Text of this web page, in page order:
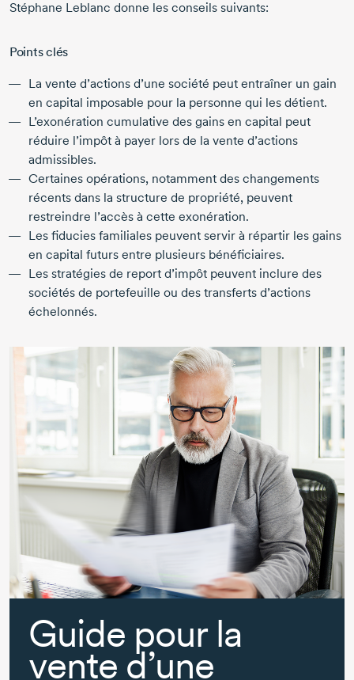
Stéphane Leblanc donne les conseils suivants:
Points clés
La vente d’actions d’une société peut entraîner un gain
en capital imposable pour la personne qui les détient.
L’exonération cumulative des gains en capital peut
réduire l’impôt à payer lors de la vente d’actions
admissibles.
Certaines opérations, notamment des changements
récents dans la structure de propriété, peuvent
restreindre l’accès à cette exonération.
Les fiducies familiales peuvent servir à répartir les gains
en capital futurs entre plusieurs bénéficiaires.
Les stratégies de report d’impôt peuvent inclure des
sociétés de portefeuille ou des transferts d’actions
échelonnés.
Guide pour la
vente d’une